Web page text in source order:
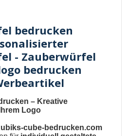
bedrucken
- Zauberwürfel
bedrucken
– Kreative
Logo
cube-bedrucken.com